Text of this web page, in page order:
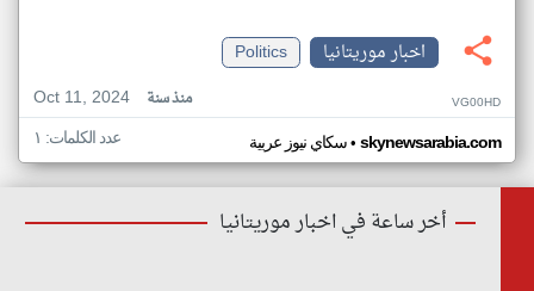
اخبار موريتانيا
Politics
Oct 11, 2024
منذ سنة VG00HD
سكاي نيوز عربية• skynewsarabia.com عدد الكلمات: ١
أخر ساعة في اخبار موريتانيا